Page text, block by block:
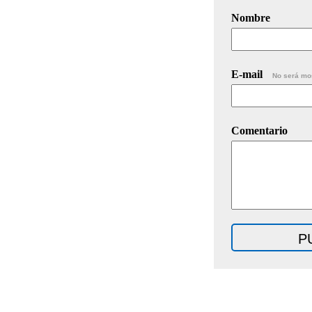
Nombre
E-mail No será
Comentario